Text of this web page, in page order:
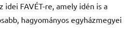
FAVÉT-re, amely idén is a
hagyományos egyházmegyei